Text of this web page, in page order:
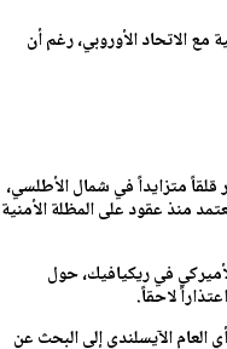
الاتحاد الأوروبي، رغم أن
متزايداً في شمال الأطلسي،
منذ عقود على المظلة الأمنية
في ريكيافيك، حول
لاحقاً.
العام الآيسلندي إلى البحث عن